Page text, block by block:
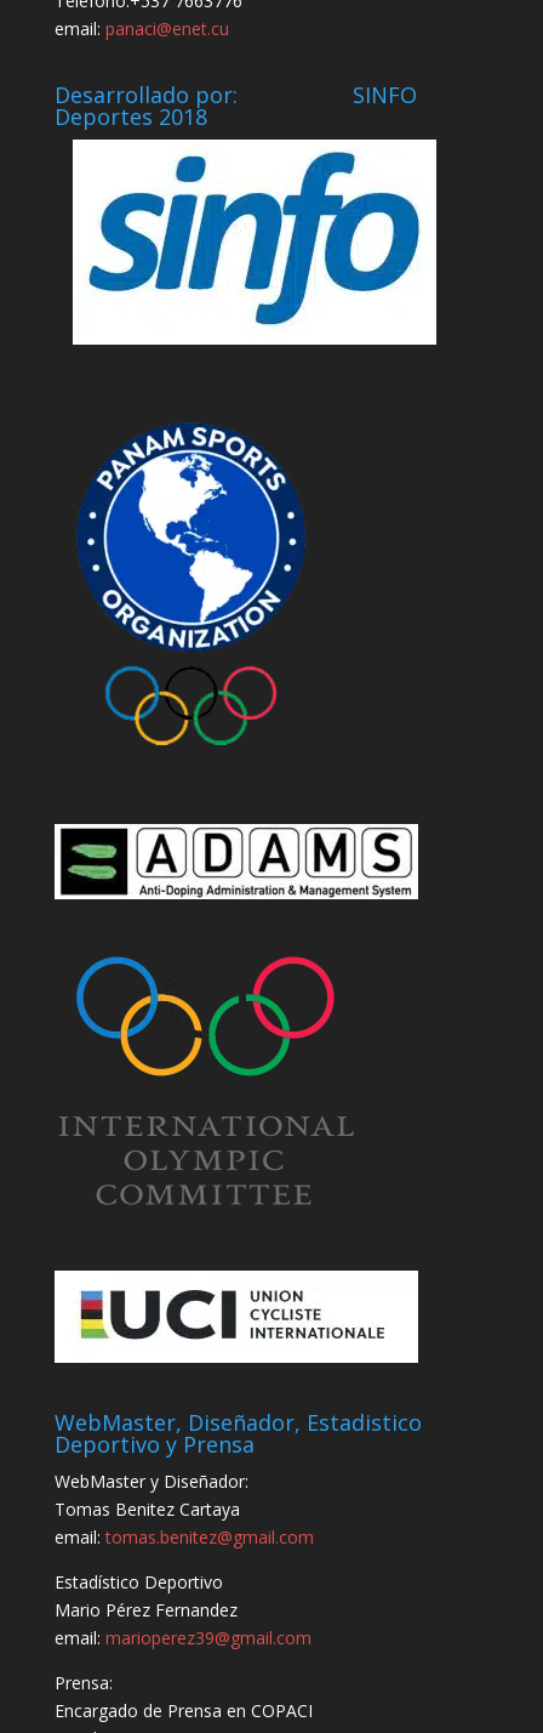
email: panaci@enet.cu
Desarrollado por: SINFO
Deportes 2018
WebMaster, Diseñador, Estadistico
Deportivo y Prensa
WebMaster y Diseñador:
Tomas Benitez Cartaya
email:tomas.benitez@gmail.com
Estadístico Deportivo
Mario Pérez Fernandez
email: marioperez39@gmail.com
Prensa:
Encargado de Prensa en COPACI